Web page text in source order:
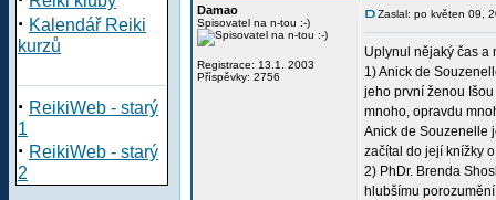
· Kalendář Reiki
kurzů
· ReikiWeb - starý
1
· ReikiWeb - starý
2
Damao
Spisovatel na n-tou :-)
Registrace: 13.1. 2003
Příspěvky: 2756
Zaslal: po květen 09,
Uplynul nějaký čas a
1) Anick de
jeho první ženou
mnoho, opravdu
Anick de Souzenelle
začítal do její knížky
2) PhDr. Brenda
hlubšímu